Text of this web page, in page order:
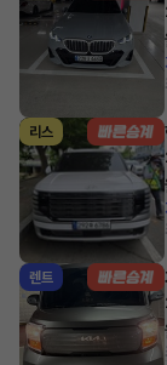
리스
렌트